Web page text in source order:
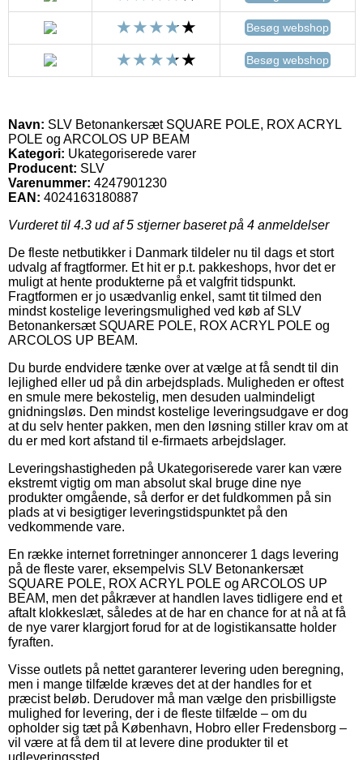
Besøg webshop
Besøg webshop
Navn: SLV Betonankersæt SQUARE POLE, ROX ACRYL
POLE og ARCOLOS UP BEAM
Kategori: Ukategoriserede varer
Producent: SLV
Varenummer: 4247901230
EAN: 4024163180887
Vurderet til 4.3 ud af 5 stjerner baseret på 4 anmeldelser
De fleste netbutikker i Danmark tildeler nu til dags et stort
udvalg af fragtformer. Et hit er p.t. pakkeshops, hvor det er
muligt at hente produkterne på et valgfrit tidspunkt.
Fragtformen er jo usædvanlig enkel, samt tit tilmed den
mindst kostelige leveringsmulighed ved køb af SLV
Betonankersæt SQUARE POLE, ROX ACRYL POLE og
ARCOLOS UP BEAM.
Du burde endvidere tænke over at vælge at få sendt til din
lejlighed eller ud på din arbejdsplads. Muligheden er oftest
en smule mere bekostelig, men desuden ualmindeligt
gnidningsløs. Den mindst kostelige leveringsudgave er dog
at du selv henter pakken, men den løsning stiller krav om at
du er med kort afstand til e-firmaets arbejdslager.
Leveringshastigheden på Ukategoriserede varer kan være
ekstremt vigtig om man absolut skal bruge dine nye
produkter omgående, så derfor er det fuldkommen på sin
plads at vi besigtiger leveringstidspunktet på den
vedkommende vare.
En række internet forretninger annoncerer 1 dags levering
på de fleste varer, eksempelvis SLV Betonankersæt
SQUARE POLE, ROX ACRYL POLE og ARCOLOS UP
BEAM, men det påkræver at handlen laves tidligere end et
aftalt klokkeslæt, således at de har en chance for at nå at få
de nye varer klargjort forud for at de logistikansatte holder
fyraften.
Visse outlets på nettet garanterer levering uden beregning,
men i mange tilfælde kræves det at der handles for et
præcist beløb. Derudover må man vælge den prisbilligste
mulighed for levering, der i de fleste tilfælde – om du
opholder sig tæt på København, Hobro eller Fredensborg –
vil være at få dem til at levere dine produkter til et
udleveringssted.